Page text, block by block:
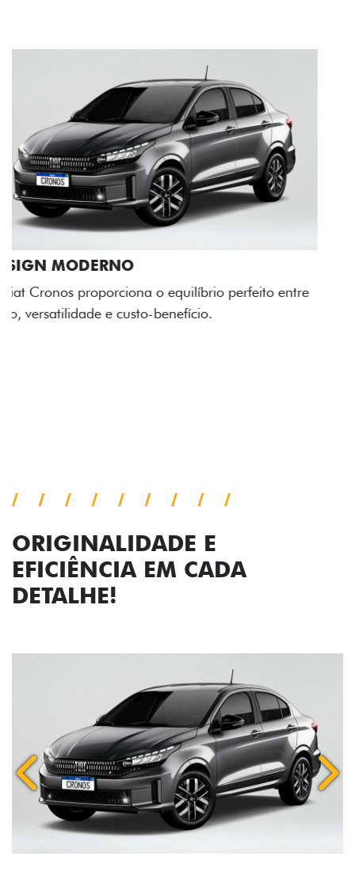
RODAS DE LIGA-LEVE
As rodas de liga leve com desenho dinâmico e
acabamento diamantado elevam o estilo do Fiat
ORIGINALIDADE E
EFICIÊNCIA EM CADA
DETALHE!
Anterior